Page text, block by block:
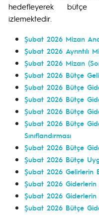
hedefleyerek bütçe
izlemektedir.
Şubat 2026 Mizan
Şubat 2026 Ayrıntılı
Şubat 2026 Mizan
Şubat 2026 Bütçe
Şubat 2026 Bütçe
Şubat 2026 Bütçe
Şubat 2026 Bütçe
Şubat 2026 Bütçe
Sınıflandırması
Şubat 2026 Bütçe
Şubat 2026 Bütçe
Şubat 2026 Gelirlerin
Şubat 2026 Giderlerin
Şubat 2026 Giderlerin
Şubat 2026 Bütçe